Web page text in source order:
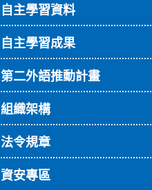
自主學習資料
自主學習成果
第二外語推動計畫
組織架構
法令規章
資安專區